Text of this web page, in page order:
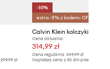
299,99 zł
-10%
extra -5% z kodem: OFF*
Calvin Klein kolczyki
Cena aktualna:
314,99 zł
Cena regularna: 349,99 zł
Najniższa cena z 30 dni przed obniżką: